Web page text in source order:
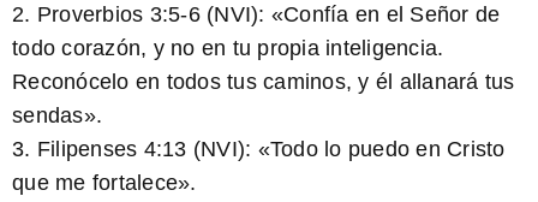
2. Proverbios 3:5-6 (NVI): «Confía en el Señor de
todo corazón, y no en tu propia inteligencia.
Reconócelo en todos tus caminos, y él allanará tus
sendas».
3. Filipenses 4:13 (NVI): «Todo lo puedo en Cristo
que me fortalece».